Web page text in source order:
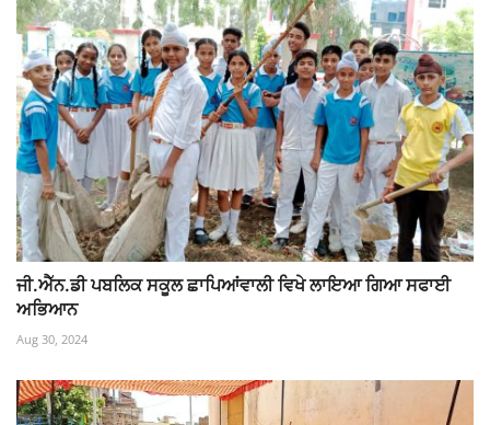
ਜੀ.ਐੱਨ.ਡੀ ਪਬਲਿਕ ਸਕੂਲ ਛਾਪਿਆਂਵਾਲੀ ਵਿਖੇ ਲਾਇਆ ਗਿਆ ਸਫਾਈ
ਅਭਿਆਨ
Aug 30, 2024